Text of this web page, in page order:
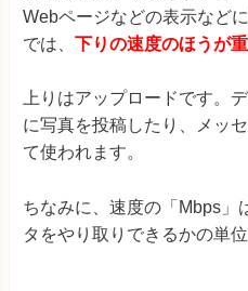
Webページなどの表示など
では、 下りの速度のほうが
上りはアップロードです。
に写真を投稿したり、メッ
て使われます。
ちなみに、速度の「Mbps」
タをやり取りできるかの単位